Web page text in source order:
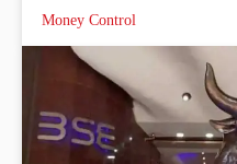
Money Control